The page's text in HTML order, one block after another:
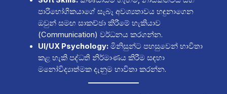
පාරිභෝගිකයාගේ සැබෑ අවශ්‍යතාවය හඳුනාගෙන
ඔවුන් සමඟ සාකච්ඡා කිරීමේ හැකියාව
(Communication) වර්ධනය කරගන්න.
UI/UX Psychology:මිනිසුන්ට පහසුවෙන් භාවිතා
කළ හැකි පද්ධති නිර්මාණය කිරීම සඳහා
මනෝවිද්‍යාත්මක දැනුම භාවිතා කරන්න.